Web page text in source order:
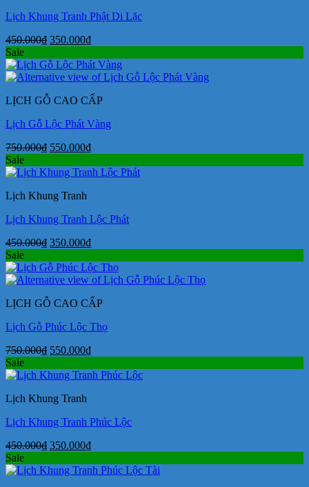
Lịch Khung Tranh Phật Di Lặc
450.000₫ Giá
là:
450.000₫.
350.000₫Giá
tại
là:
Sale
LỊCH GỖ CAO CẤP
Lịch Gỗ Lộc Phát Vàng
750.000₫ Giá
là:
550.000₫Giá
tại
Sale
Lịch Khung Tranh
Lịch Khung Tranh Lộc Phát
450.000₫ Giá
là:
450.000₫.
350.000₫Giá
tại
là:
Sale
LỊCH GỖ CAO CẤP
Lịch Gỗ Phúc Lộc Thọ
750.000₫ Giá
là:
550.000₫Giá
tại
Sale
Lịch Khung Tranh
Lịch Khung Tranh Phúc Lộc
450.000₫ Giá
là:
350.000₫Giá
tại
Sale